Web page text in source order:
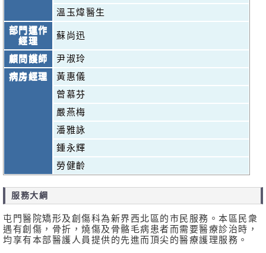
溫玉煒醫生
部門運作
經理
蘇尚迅
顧問護師
尹淑玲
病房經理
黃惠儀
曾慕芬
嚴燕梅
潘雅詠
鍾永輝
勞健齡
服務大綱
屯門醫院矯形及創傷科為新界西北區的市民服務。本區民衆
遇有創傷，骨折，燒傷及骨骼毛病患者而需要醫療診治時，
均享有本部醫護人員提供的先進而頂尖的醫療護理服務。